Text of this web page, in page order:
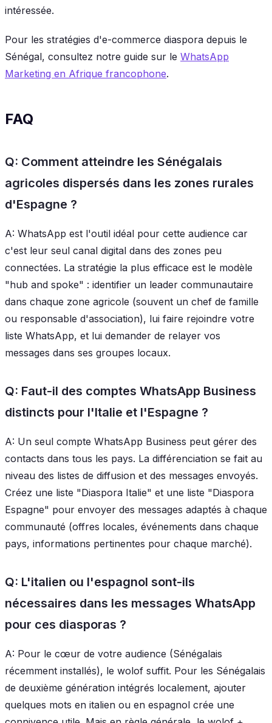
intéressée.
Pour les stratégies d'e-commerce diaspora depuis le
Sénégal, consultez notre guide sur le WhatsApp
Marketing en Afrique francophone.
FAQ
Q: Comment atteindre les Sénégalais
agricoles dispersés dans les zones rurales
d'Espagne ?
A: WhatsApp est l'outil idéal pour cette audience car
c'est leur seul canal digital dans des zones peu
connectées. La stratégie la plus efficace est le modèle
"hub and spoke" : identifier un leader communautaire
dans chaque zone agricole (souvent un chef de famille
ou responsable d'association), lui faire rejoindre votre
liste WhatsApp, et lui demander de relayer vos
messages dans ses groupes locaux.
Q: Faut-il des comptes WhatsApp Business
distincts pour l'Italie et l'Espagne ?
A: Un seul compte WhatsApp Business peut gérer des
contacts dans tous les pays. La différenciation se fait au
niveau des listes de diffusion et des messages envoyés.
Créez une liste "Diaspora Italie" et une liste "Diaspora
Espagne" pour envoyer des messages adaptés à chaque
communauté (offres locales, événements dans chaque
pays, informations pertinentes pour chaque marché).
Q: L'italien ou l'espagnol sont-ils
nécessaires dans les messages WhatsApp
pour ces diasporas ?
A: Pour le cœur de votre audience (Sénégalais
récemment installés), le wolof suffit. Pour les Sénégalais
de deuxième génération intégrés localement, ajouter
quelques mots en italien ou en espagnol crée une